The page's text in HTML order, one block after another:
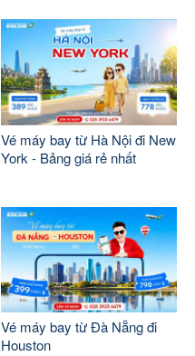
Vé máy bay từ Hà Nội đi New
York - Bảng giá rẻ nhất
Vé máy bay từ Đà Nẵng đi
Houston